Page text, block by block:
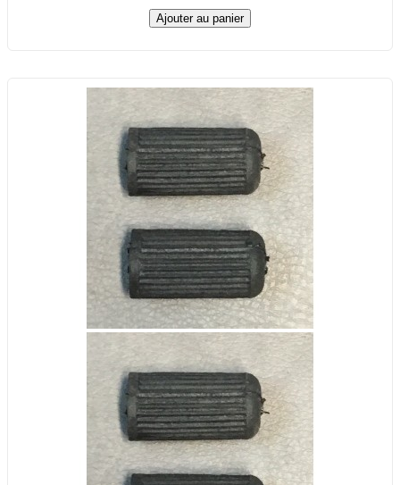
Ajouter au panier